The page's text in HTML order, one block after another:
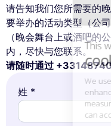
We use cookies and your
enhance your browsing
measure our audience,
can accept, reject or
请告知我们您所需要的
要举办的活动类型（公
（晚会舞台上或酒吧的
内，尽快与您联系。
请随时通过
姓 *